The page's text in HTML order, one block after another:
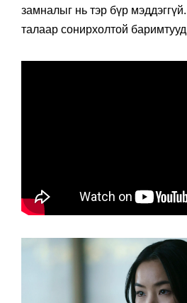
замналыг нь тэр бүр
талаар сонирхолтой